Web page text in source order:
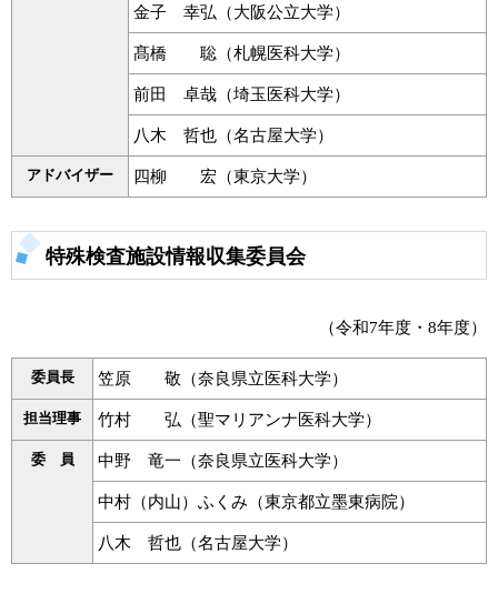
金子 幸弘（大阪公立大学）
髙橋 聡（札幌医科大学）
前田 卓哉（埼玉医科大学）
八木 哲也（名古屋大学）
アドバイザー 四柳 宏（東京大学）
特殊検査施設情報収集委員会
（令和7年度・8年度）
委員長 笠原 敬（奈良県立医科大学）
担当理事 竹村 弘（聖マリアンナ医科大学）
委 員 中野 竜一（奈良県立医科大学）
中村（内山）ふくみ（東京都立墨東病院）
八木 哲也（名古屋大学）